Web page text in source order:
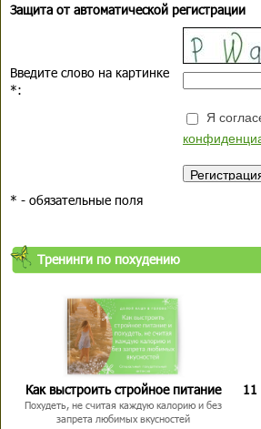
Защита от автоматической регистрации
Введите слово на картинке
*:
Я
* - обязательные поля
Тренинги по похудению
Как выстроить стройное питание
Похудеть, не считая каждую калорию и без
запрета любимых вкусностей
11